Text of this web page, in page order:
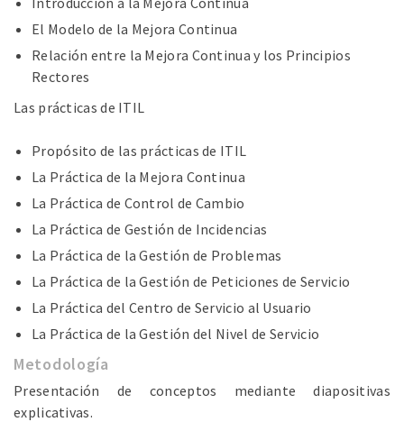
El Modelo de la Mejora Continua
Relación entre la Mejora Continua y los Principios
Rectores
Las prácticas de ITIL
Propósito de las prácticas de ITIL
La Práctica de la Mejora Continua
La Práctica de Control de Cambio
La Práctica de Gestión de Incidencias
La Práctica de la Gestión de Problemas
La Práctica de la Gestión de Peticiones de Servicio
La Práctica del Centro de Servicio al Usuario
La Práctica de la Gestión del Nivel de Servicio
Metodología
Presentación de conceptos mediante diapositivas
explicativas.